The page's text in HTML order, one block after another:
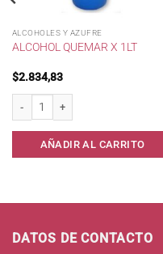
ALCOHOLES Y AZUFRE
ALCOHOL QUEMAR X 1LT
$2.834,83
Alcohol Quemar x 1lt cantidad
AÑADIR AL CARRITO
cantidad
DATOS DE CONTACTO